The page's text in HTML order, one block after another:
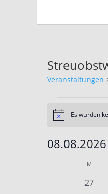
Veranstaltungen
HinweisEs wurden
08.08.2026
Kalender
M
0
27